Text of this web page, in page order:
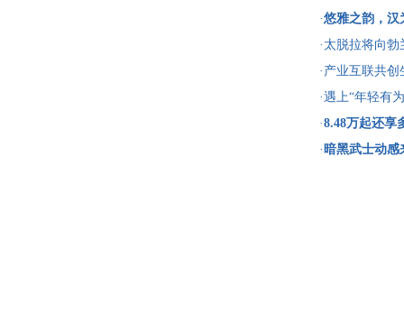
我们正在努力
·悠雅之韵，汉
上市
·太脱拉将向
·产业互联共
造“破圈”超级IP
·遇上“年轻有
眼的“路人甲”
·8.48万起还享
·暗黑武士动感